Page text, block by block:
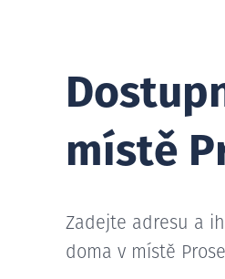
místě
Zadejte adresu a
doma v místě